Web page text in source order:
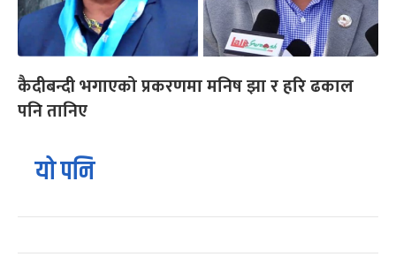
कैदीबन्दी भगाएको प्रकरणमा मनिष झा र हरि ढकाल
पनि तानिए
यो पनि